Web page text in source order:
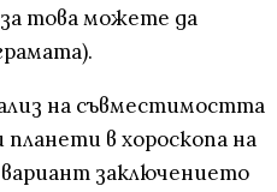
това можете да
на съвместимостта
в хороскопа на
заключението